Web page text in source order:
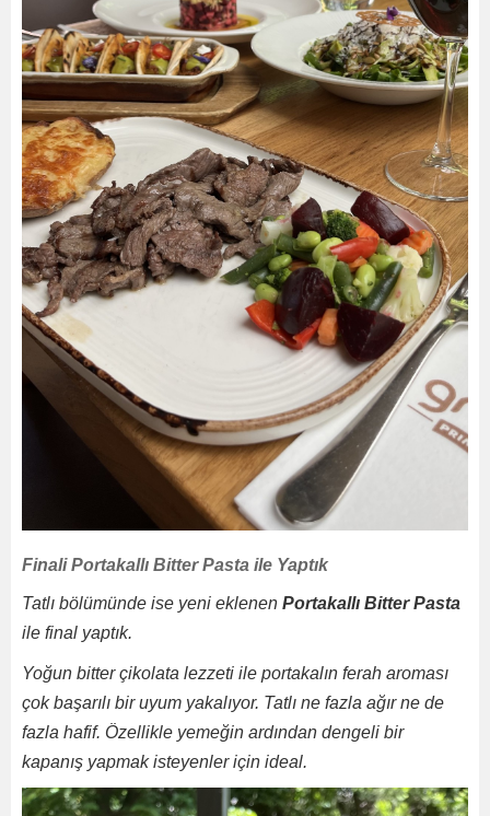
Finali Portakallı Bitter Pasta ile Yaptık
Tatlı bölümünde ise yeni eklenen Portakallı Bitter Pasta
ile final yaptık.
Yoğun bitter çikolata lezzeti ile portakalın ferah aroması
çok başarılı bir uyum yakalıyor. Tatlı ne fazla ağır ne de
fazla hafif. Özellikle yemeğin ardından dengeli bir
kapanış yapmak isteyenler için ideal.